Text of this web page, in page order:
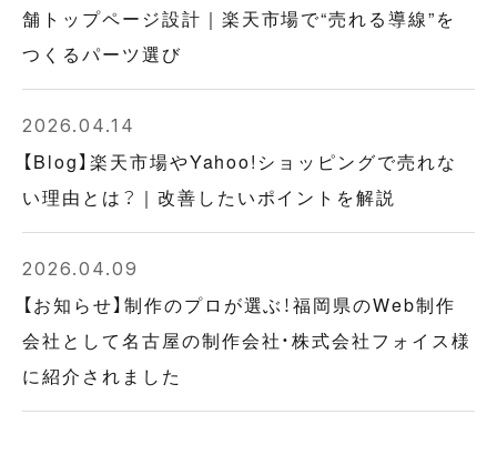
舗トップページ設計｜楽天市場で“売れる導線”を
つくるパーツ選び
2026.04.14
【Blog】楽天市場やYahoo!ショッピングで売れな
い理由とは？｜改善したいポイントを解説
2026.04.09
【お知らせ】制作のプロが選ぶ！福岡県のWeb制作
会社として名古屋の制作会社・株式会社フォイス様
に紹介されました